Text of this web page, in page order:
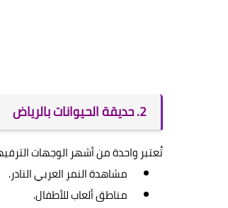
2. حديقة الحيوانات بالرياض
تُعتبر واحدة من أشهر الوجهات الترفيهية، وتضم أكثر من 1500
مشاهدة النمر العربي النادر.
مناطق ألعاب للأطفال.